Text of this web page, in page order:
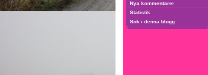
Nya kommentarer
Statistik
Sök i denna blogg